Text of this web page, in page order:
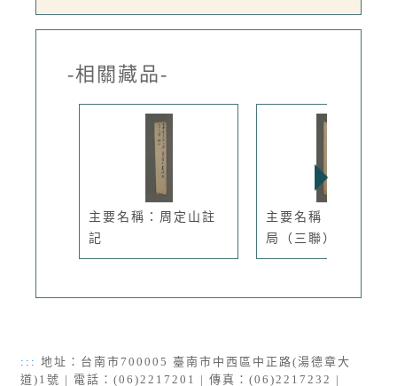
-相關藏品-
主要名稱：周定山註
記
主要名稱：百川西藥
局（三聯）...
::: 地址：台南市700005 臺南市中西區中正路(湯德章大
道)1號 | 電話：(06)2217201 | 傳真：(06)2217232 |